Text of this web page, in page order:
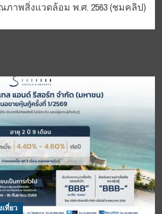
ภาพสิ่งแวดล้อม พ.ศ. 2563 (ชมคลิป)
เที่ยว